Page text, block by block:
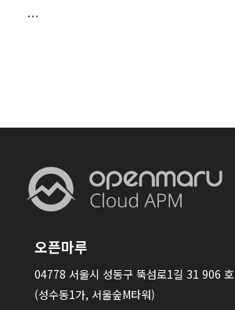
…
오픈마루
04778 서울시 성동구 뚝섬로1길 31 906 호
(성수동1가, 서울숲M타워)